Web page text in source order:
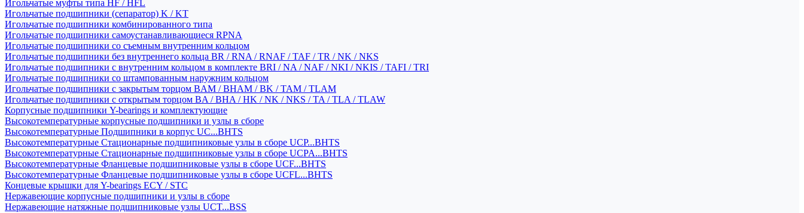
Игольчатые муфты типа HF / HFL
Игольчатые подшипники (сепаратор) K / KT
Игольчатые подшипники комбинированного типа
Игольчатые подшипники самоустанавливающиеся RPNA
Игольчатые подшипники со съемным внутренним кольцом
Игольчатые подшипники без внутреннего кольца BR / RNA / RNAF / TAF / TR / NK / NKS
Игольчатые подшипники с внутренним кольцом в комплекте BRI / NA / NAF / NKI / NKIS / TAFI / TRI
Игольчатые подшипники со штампованным наружним кольцом
Игольчатые подшипники с закрытым торцом BAM / BHAM / BK / TAM / TLAM
Игольчатые подшипники с открытым торцом BA / BHA / HK / NK / NKS / TA / TLA / TLAW
Корпусные подшипники Y-bearings и комплектующие
Высокотемпературные корпусные подшипники и узлы в сборе
Высокотемпературные Подшипники в корпус UC...BHTS
Высокотемпературные Стационарные подшипниковые узлы в сборе UCP...BHTS
Высокотемпературные Стационарные подшипниковые узлы в сборе UCPA...BHTS
Высокотемпературные Фланцевые подшипниковые узлы в сборе UCF...BHTS
Высокотемпературные Фланцевые подшипниковые узлы в сборе UCFL...BHTS
Концевые крышки для Y-bearings ECY / STC
Нержавеющие корпусные подшипники и узлы в сборе
Нержавеющие натяжные подшипниковые узлы UCT...BSS